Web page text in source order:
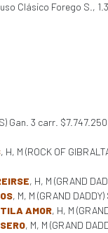
Clásico Forego S.,
Gan. 3 carr. $7.747.250
, H, M (ROCK OF
, H, M (GRAND
, M, M (GRAND
AMOR, H, M
, M, M (GRAND